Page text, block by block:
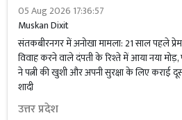
05 Aug 2026 17:36:57
Muskan Dixit
संतकबीरनगर में अनोखा मामला: 21 साल पहले प्रेम
विवाह करने वाले दंपती के रिश्ते में आया नया मोड़,
ने पत्नी की खुशी और अपनी सुरक्षा के लिए कराई
शादी
उत्तर प्रदेश